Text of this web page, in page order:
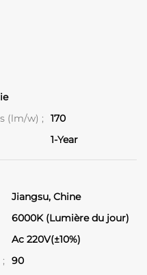
(lm/w) ;
170
1-Year
Jiangsu, Chine
6000K (Lumière du jour)
Ac 220V(±10%)
90